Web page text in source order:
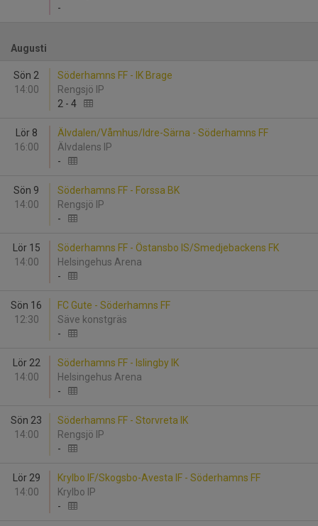
-
Augusti
Sön 2
14:00
Söderhamns FF - IK Brage
Rengsjö IP
2 - 4
Lör 8
16:00
Älvdalen/Våmhus/Idre-Särna - Söderhamns FF
Älvdalens IP
-
Sön 9
14:00
Söderhamns FF - Forssa BK
Rengsjö IP
-
Lör 15
14:00
Söderhamns FF - Östansbo IS/Smedjebackens FK
Helsingehus Arena
-
Sön 16
12:30
FC Gute - Söderhamns FF
Säve konstgräs
-
Lör 22
14:00
Söderhamns FF - Islingby IK
Helsingehus Arena
-
Sön 23
14:00
Söderhamns FF - Storvreta IK
Rengsjö IP
-
Lör 29
14:00
Krylbo IF/Skogsbo-Avesta IF - Söderhamns FF
Krylbo IP
-